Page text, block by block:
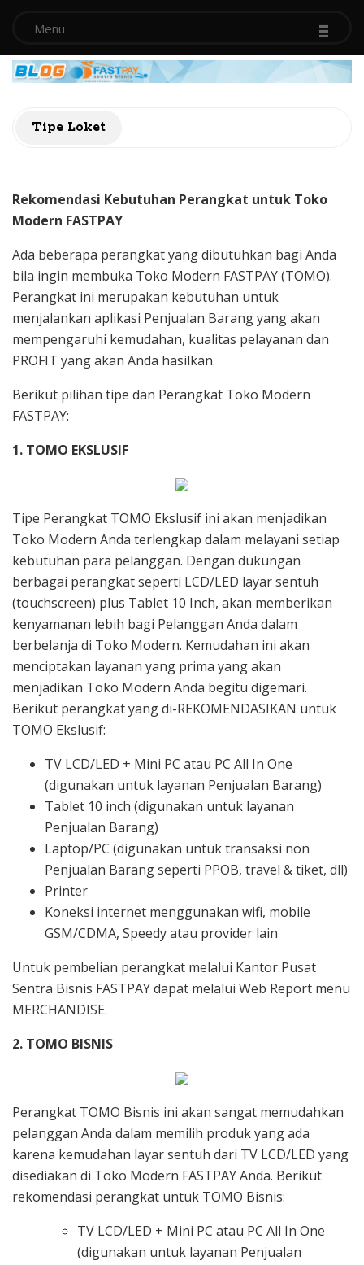
Menu -
-
-
o
S
e
n
t
a
B
i
s
n
i
s
F
a
t
p
a
y
Tipe Loket
Rekomendasi Kebutuhan Perangkat untuk Toko
Modern FASTPAY
Ada beberapa perangkat yang dibutuhkan bagi Anda
bila ingin membuka Toko Modern FASTPAY (TOMO).
Perangkat ini merupakan kebutuhan untuk
menjalankan aplikasi Penjualan Barang yang akan
mempengaruhi kemudahan, kualitas pelayanan dan
PROFIT yang akan Anda hasilkan.
Berikut pilihan tipe dan Perangkat Toko Modern
FASTPAY:
1. TOMO EKSLUSIF
Tipe Perangkat TOMO Ekslusif ini akan menjadikan
Toko Modern Anda terlengkap dalam melayani setiap
kebutuhan para pelanggan. Dengan dukungan
berbagai perangkat seperti LCD/LED layar sentuh
(touchscreen) plus Tablet 10 Inch, akan memberikan
kenyamanan lebih bagi Pelanggan Anda dalam
berbelanja di Toko Modern. Kemudahan ini akan
menciptakan layanan yang prima yang akan
menjadikan Toko Modern Anda begitu digemari.
Berikut perangkat yang di-REKOMENDASIKAN untuk
TOMO Ekslusif:
TV LCD/LED + Mini PC atau PC All In One
(digunakan untuk layanan Penjualan Barang)
Tablet 10 inch (digunakan untuk layanan
Penjualan Barang)
Laptop/PC (digunakan untuk transaksi non
Penjualan Barang seperti PPOB, travel & tiket, dll)
Printer
Koneksi internet menggunakan wifi, mobile
GSM/CDMA, Speedy atau provider lain
Untuk pembelian perangkat melalui Kantor Pusat
Sentra Bisnis FASTPAY dapat melalui Web Report menu
MERCHANDISE.
2. TOMO BISNIS
Perangkat TOMO Bisnis ini akan sangat memudahkan
pelanggan Anda dalam memilih produk yang ada
karena kemudahan layar sentuh dari TV LCD/LED yang
disediakan di Toko Modern FASTPAY Anda. Berikut
rekomendasi perangkat untuk TOMO Bisnis:
TV LCD/LED + Mini PC atau PC All In One
(digunakan untuk layanan Penjualan